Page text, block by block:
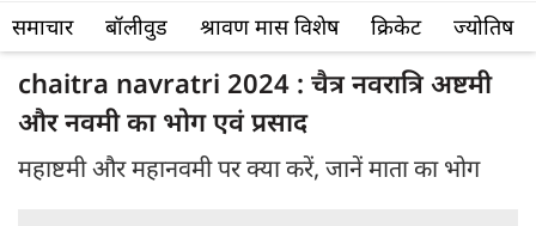
समाचार बॉलीवुड श्रावण मास विशेष क्रिकेट ज्योतिष
chaitra navratri 2024 : चैत्र नवरात्रि अष्टमी
और नवमी का भोग एवं प्रसाद
महाष्टमी और महानवमी पर क्या करें, जानें माता का भोग